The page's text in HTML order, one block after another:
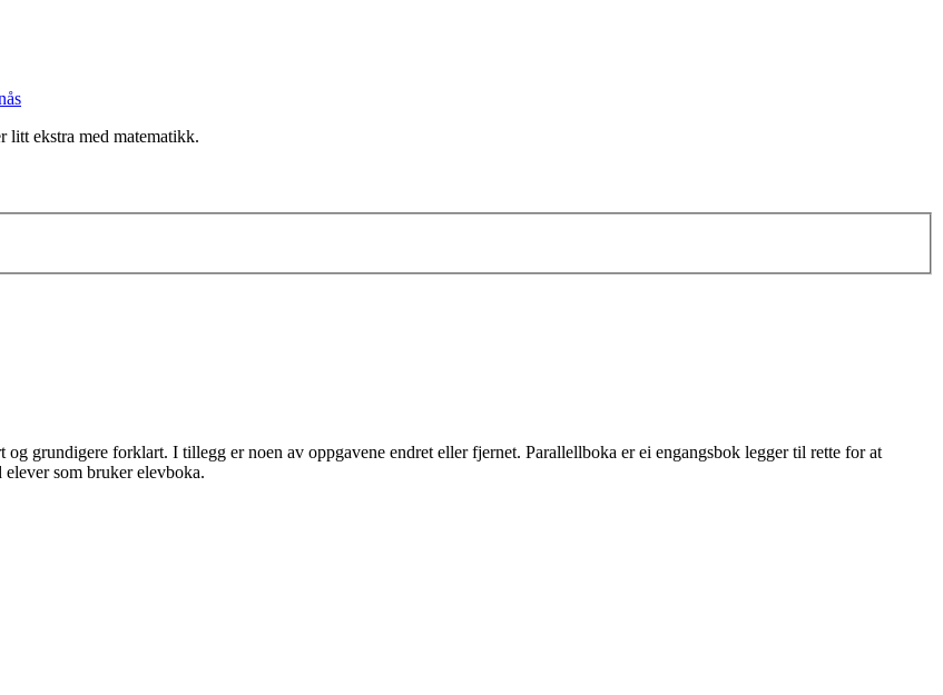
litt ekstra med matematikk.
grundigere forklart. I tillegg er noen av oppgavene endret eller fjernet. Parallellboka er ei engangsbok legger til rette for at
elever som bruker elevboka.